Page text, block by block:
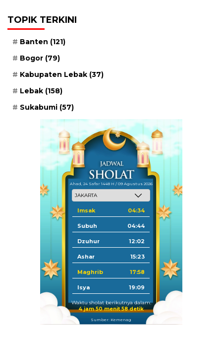
TOPIK TERKINI
Banten (121)
Bogor (79)
Kabupaten Lebak (37)
Lebak (158)
Sukabumi (57)
Ahad, 24 Safar 1448 H / 09 Agustus 2026
Imsak 04:34
Subuh 04:44
Dzuhur 12:02
Ashar 15:23
Maghrib 17:58
Isya 19:09
Waktu sholat berikutnya dalam:
4 jam 50 menit 58 detik
Sumber: Kemenag